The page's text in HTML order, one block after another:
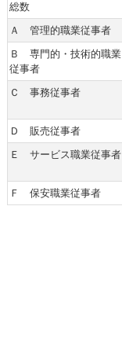
総数
Ａ 管理的職業従事者
Ｂ 専門的・技術的職業
従事者
Ｃ 事務従事者
Ｄ 販売従事者
Ｅ サービス職業従事者
Ｆ 保安職業従事者